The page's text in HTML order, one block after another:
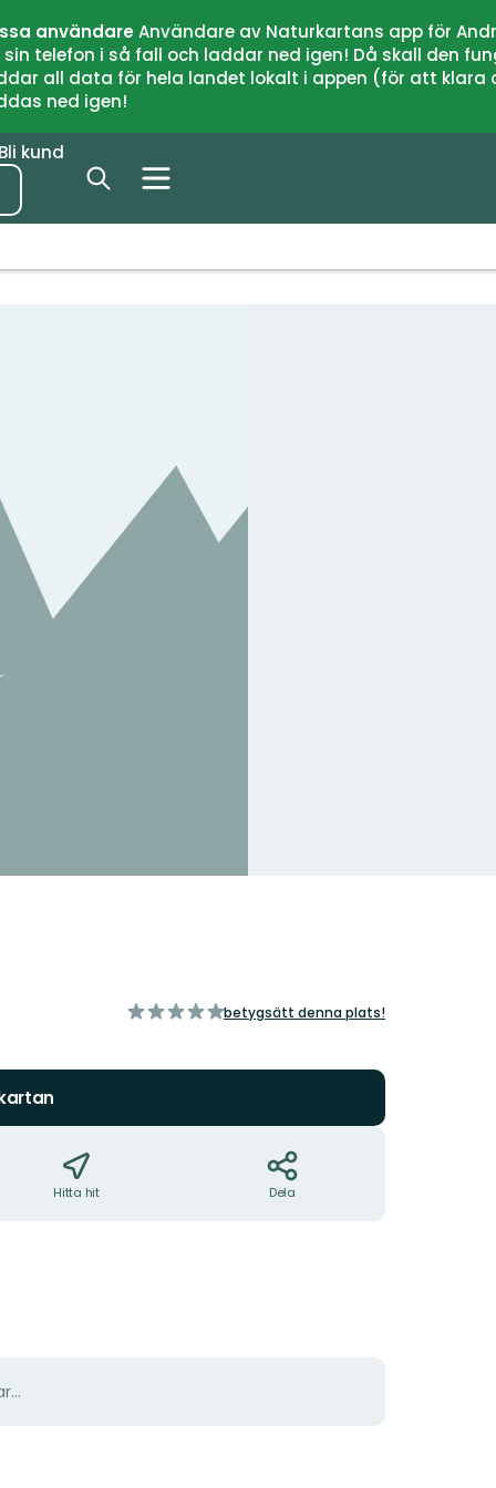
användareAnvändare av Naturkartans app för
telefon i så fall och laddar ned igen! Då skall den
all data för hela landet lokalt i appen (för att
ned igen!
Bli kund
av
betygsätt denna plats!
Hitta hit Dela